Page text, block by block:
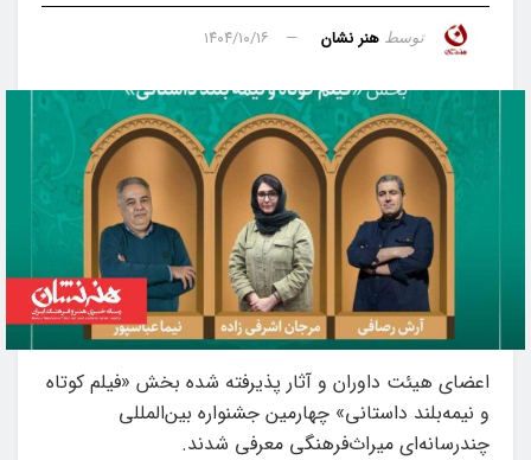
توسط هنر نشان ۱۴۰۴/۱۰/۱۶
اعضای هیئت داوران و آثار پذیرفته شده بخش «فیلم کوتاه
و نیمه‌بلند داستانی» چهارمین جشنواره بین‌المللی
چندرسانه‌ای میراث‌فرهنگی معرفی شدند.